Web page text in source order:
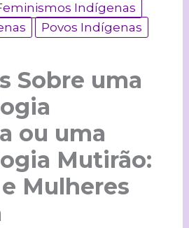
Indígenas
Povos Indígenas
Sobre uma
ou uma
Mutirão:
Mulheres